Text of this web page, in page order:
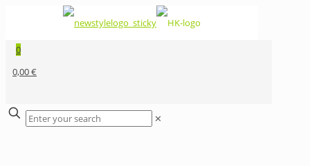
0
0,00 €
✕